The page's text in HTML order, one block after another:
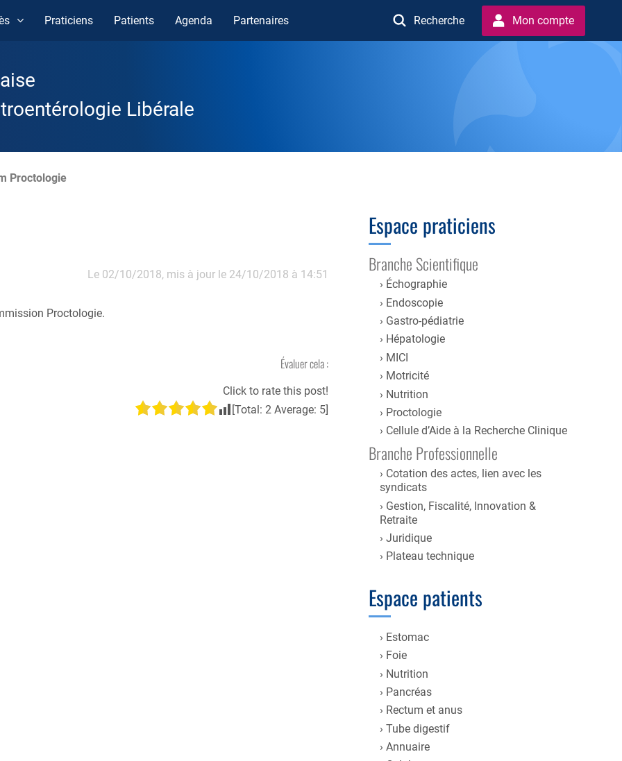
Praticiens Patients Agenda Partenaires Recherche Mon compte
Libérale
Proctologie
Le 02/10/2018, mis à jour le 24/10/2018 à 14:51
Proctologie.
Évaluer cela :
Click to rate this post!
[Total: 2 Average: 5]
Espace praticiens
Branche Scientifique
Échographie
Endoscopie
Gastro-pédiatrie
Hépatologie
MICI
Motricité
Nutrition
Proctologie
Cellule d’Aide à la Recherche Clinique
Branche Professionnelle
Cotation des actes, lien avec les
syndicats
Gestion, Fiscalité, Innovation &
Retraite
Juridique
Plateau technique
Espace patients
Estomac
Foie
Nutrition
Pancréas
Rectum et anus
Tube digestif
Annuaire